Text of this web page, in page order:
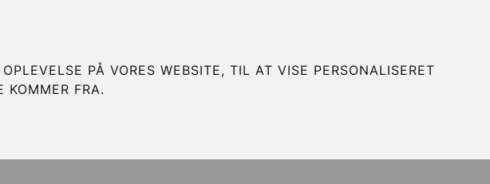
PÅ VORES WEBSITE, TIL AT VISE PERSONALISERET
KOMMER FRA.